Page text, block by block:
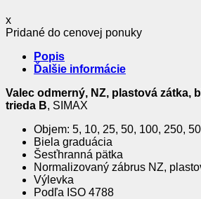
x
Pridané do cenovej ponuky
Popis
Ďalšie informácie
Valec odmerný, NZ, plastová zátka,
trieda B, SIMAX
Objem: 5, 10, 25, 50, 100, 250,
Biela graduácia
Šesťhranná pätka
Normalizovaný zábrus NZ,
Výlevka
Podľa ISO 4788